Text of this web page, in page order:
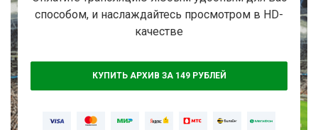
способом, и наслаждайтесь просмотром в HD-
качестве
КУПИТЬ АРХИВ ЗА 149 РУБЛЕЙ